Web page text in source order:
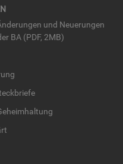
und Neue­run­gen
BA (PDF, 2MB)